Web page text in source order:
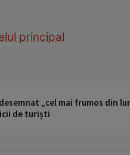
principal
„cel mai frumos din
de turiști